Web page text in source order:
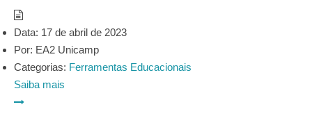
Data: 17 de abril de 2023
Por: EA2 Unicamp
Categorias: Ferramentas Educacionais
Saiba mais